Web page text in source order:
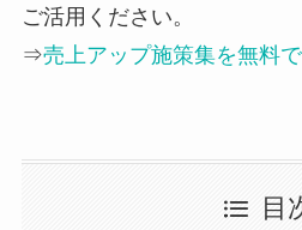
ご活用ください。
⇒売上アップ施策集を無料
目